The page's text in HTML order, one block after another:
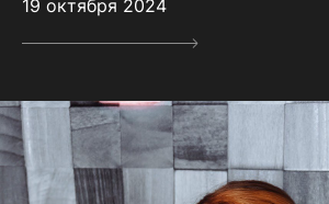
19 октября 2024